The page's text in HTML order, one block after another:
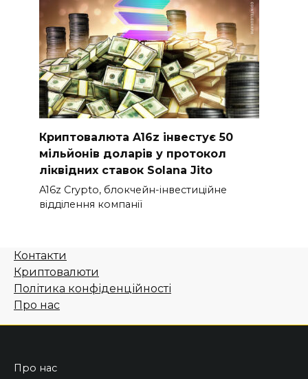
Криптовалюта A16z інвестує 50
мільйонів доларів у протокол
ліквідних ставок Solana Jito
A16z Crypto, блокчейн-інвестиційне
відділення компанії
Контакти
Криптовалюти
Політика конфіденційності
Про нас
Про нас